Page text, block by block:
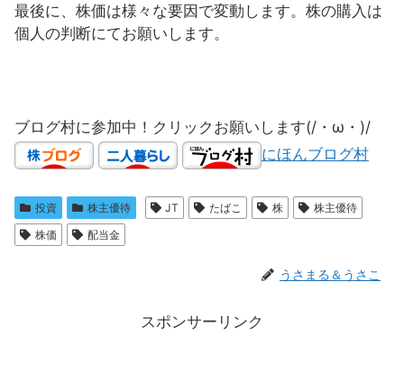
最後に、株価は様々な要因で変動します。株の購入は
個人の判断にてお願いします。
ブログ村に参加中！クリックお願いします(/・ω・)/
にほんブログ村
投資 株主優待 JT たばこ 株
株主優待
株価
配当金
うさまる＆うさこ
スポンサーリンク